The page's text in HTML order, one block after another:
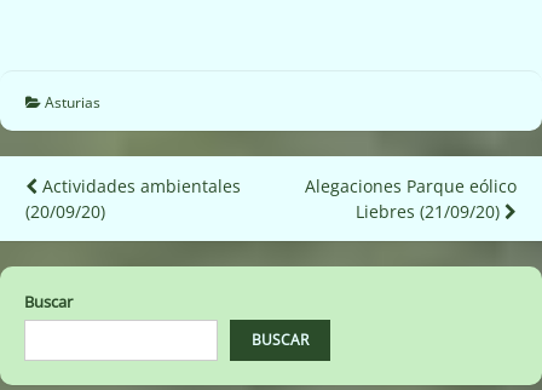
Asturias
Navegación
de
entradas
Actividades ambientales
(20/09/20)
Alegaciones Parque eólico
Liebres (21/09/20)
Buscar
BUSCAR